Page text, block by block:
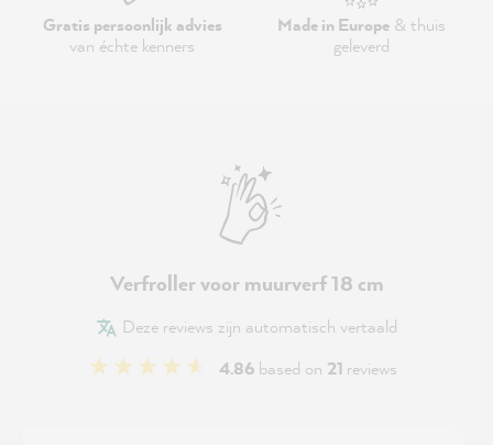
Gratis persoonlijk advies
van échte kenners
Made in Europe& thuis
geleverd
Verfroller voor muurverf 18 cm
Deze reviews zijn automatisch vertaald
4.86 based on 21 reviews